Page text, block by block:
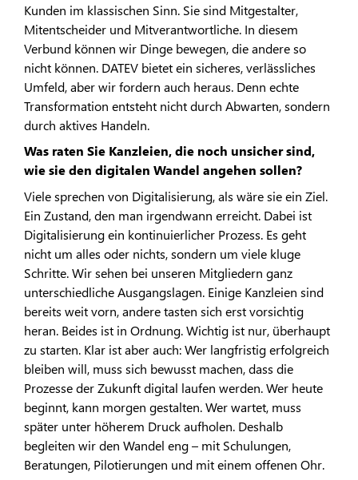
Kunden im klassischen Sinn. Sie sind Mitgestalter,
Mitentscheider und Mitverantwortliche. In diesem
Verbund können wir Dinge bewegen, die andere so
nicht können. DATEV bietet ein sicheres, verlässliches
Umfeld, aber wir fordern auch heraus. Denn echte
Transformation entsteht nicht durch Abwarten, sondern
durch aktives Handeln.
Was raten Sie Kanzleien, die noch unsicher sind,
wie sie den digitalen Wandel angehen sollen?
Viele sprechen von Digitalisierung, als wäre sie ein Ziel.
Ein Zustand, den man irgendwann erreicht. Dabei ist
Digitalisierung ein kontinuierlicher Prozess. Es geht
nicht um alles oder nichts, sondern um viele kluge
Schritte. Wir sehen bei unseren Mitgliedern ganz
unterschiedliche Ausgangslagen. Einige Kanzleien sind
bereits weit vorn, andere tasten sich erst vorsichtig
heran. Beides ist in Ordnung. Wichtig ist nur, überhaupt
zu starten. Klar ist aber auch: Wer langfristig erfolgreich
bleiben will, muss sich bewusst machen, dass die
Prozesse der Zukunft digital laufen werden. Wer heute
beginnt, kann morgen gestalten. Wer wartet, muss
später unter höherem Druck aufholen. Deshalb
begleiten wir den Wandel eng – mit Schulungen,
Beratungen, Pilotierungen und mit einem offenen Ohr.